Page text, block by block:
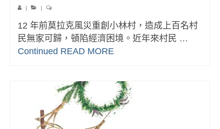
12 年前莫拉克風災重創小林村，造成上百名村
民無家可歸，頓陷經濟困境。近年來村民 …
Continued READ MORE